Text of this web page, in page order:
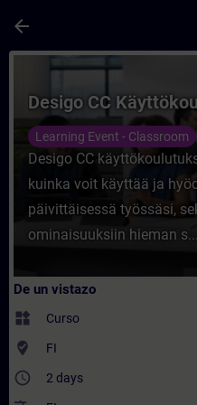
arrow_back
Curso - Desigo
Desigo CC
Learning Event - Classroom
Desigo CC
kuinka voit käyttää ja
päivittäisessä työssäsi,
ominaisuuksiin hieman s...
De un vistazo
widgets Curso
where_to_vote FI
access_time 2 days